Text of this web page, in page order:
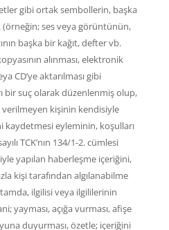
gibi ortak sembollerin, başka
(örneğin; ses veya görüntünün,
başka bir kağıt, defter vb.
alınması, elektronik
CD’ye aktarılması gibi
bir suç olarak düzenlenmiş olup,
kişinin kendisiyle
kaydetmesi eyleminin, koşulları
TCK’nın 134/1-2. cümlesi
yapılan haberleşme içeriğini,
kişi tarafından algılanabilme
ilgilisi veya ilgililerinin
yayması, açığa vurması, afişe
duyurması, özetle; içeriğini